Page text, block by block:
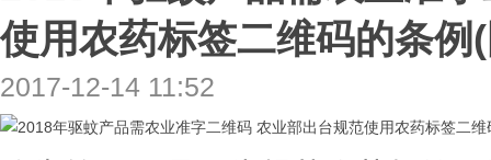
使用农药标签二维码的条例
2017-12-14 11:52